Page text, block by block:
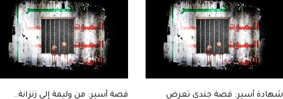
شهادة أسير: قصة جندي تعرض قصة أسير: من وليمة إلى زنزانة..